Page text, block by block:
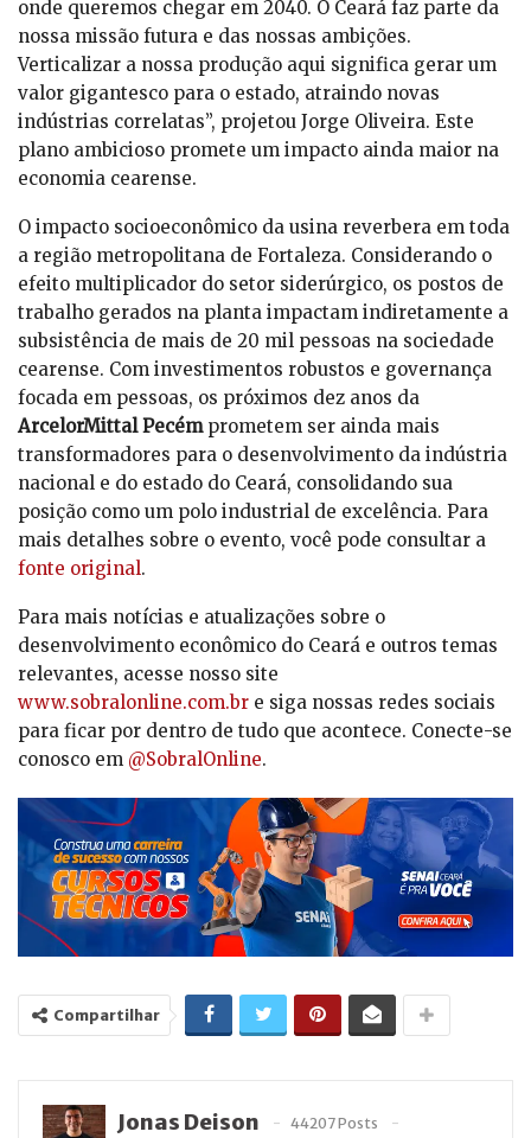
onde queremos chegar em 2040. O Ceará faz parte da
nossa missão futura e das nossas ambições.
Verticalizar a nossa produção aqui significa gerar um
valor gigantesco para o estado, atraindo novas
indústrias correlatas”, projetou Jorge Oliveira. Este
plano ambicioso promete um impacto ainda maior na
economia cearense.
O impacto socioeconômico da usina reverbera em toda
a região metropolitana de Fortaleza. Considerando o
efeito multiplicador do setor siderúrgico, os postos de
trabalho gerados na planta impactam indiretamente a
subsistência de mais de 20 mil pessoas na sociedade
cearense. Com investimentos robustos e governança
focada em pessoas, os próximos dez anos da
ArcelorMittal Pecémprometem ser ainda mais
transformadores para o desenvolvimento da indústria
nacional e do estado do Ceará, consolidando sua
posição como um polo industrial de excelência. Para
mais detalhes sobre o evento, você pode consultar a
fonte original.
Para mais notícias e atualizações sobre o
desenvolvimento econômico do Ceará e outros temas
relevantes, acesse nosso site
www.sobralonline.com.br e siga nossas redes sociais
para ficar por dentro de tudo que acontece. Conecte-se
conosco em @SobralOnline.
Compartilhar
Jonas Deison
44207 Posts